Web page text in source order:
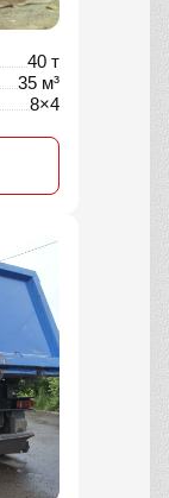
40 т
35 м³
8×4